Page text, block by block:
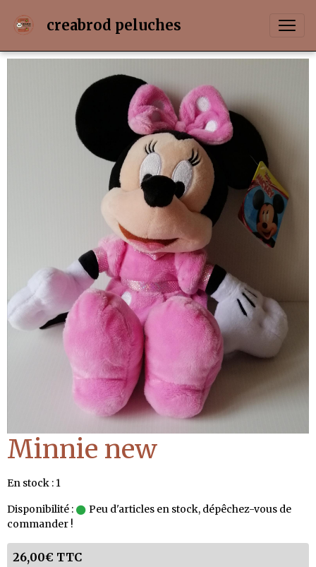
creabrod peluches
Minnie new
En stock : 1
Disponibilité :
Peu d'articles en stock, dépêchez-vous de
commander !
26,00€ TTC